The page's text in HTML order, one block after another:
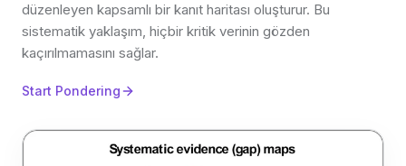
düzenleyen kapsamlı bir kanıt haritası oluşturur. Bu
sistematik yaklaşım, hiçbir kritik verinin gözden
kaçırılmamasını sağlar.
Start Pondering